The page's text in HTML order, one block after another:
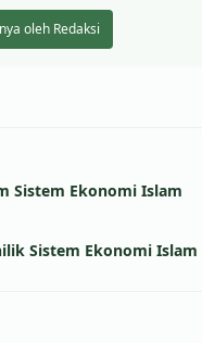
oleh Redaksi
Sistem Ekonomi Islam
Sistem Ekonomi Islam